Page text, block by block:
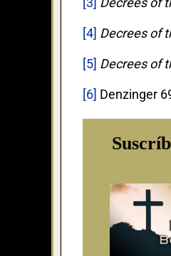
[4] Decrees of
[5] Decrees of
[6] Denzinger